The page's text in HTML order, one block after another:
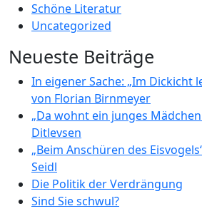
Schöne Literatur
Uncategorized
Neueste Beiträge
In eigener Sache: „Im Dickicht
von Florian Birnmeyer
„Da wohnt ein junges
Ditlevsen
„Beim Anschüren des
Seidl
Die Politik der Verdrängung
Sind Sie schwul?